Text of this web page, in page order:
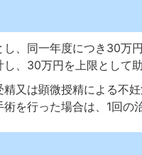
、同一年度につき30万
し、30万円を上限として助
又は顕微授精による不
を行った場合は、1回の